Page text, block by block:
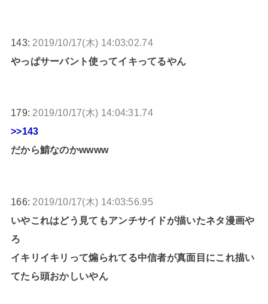
143: 2019/10/17(木) 14:03:02.74
やっぱサーバント使ってイキってるやん
179: 2019/10/17(木) 14:04:31.74
>>143
だから鯖なのかwwww
166: 2019/10/17(木) 14:03:56.95
いやこれはどう見てもアンチサイドが描いたネタ漫画や
ろ
イキリイキリって煽られてる中信者が真面目にこれ描い
てたら頭おかしいやん